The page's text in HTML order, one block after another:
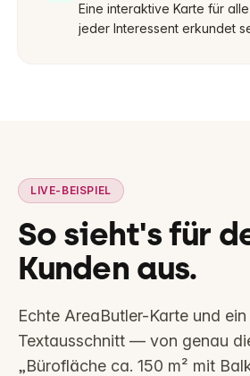
Eine interaktive Karte für
jeder Interessent erkundet
LIVE-BEISPIEL
So sieht's für
Kunden aus.
Echte AreaButler-Karte und
Textausschnitt — von genau
„Bürofläche ca. 150 m² mit